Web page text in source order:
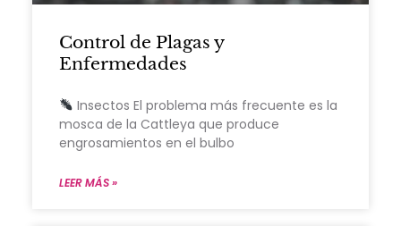
Control de Plagas y
Enfermedades
Insectos El problema más frecuente es la
mosca de la Cattleya que produce
engrosamientos en el bulbo
LEER MÁS »